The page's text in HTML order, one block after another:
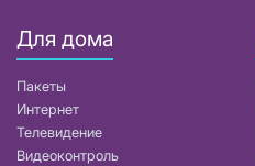
Для дома
Пакеты
Интернет
Телевидение
Видеоконтроль